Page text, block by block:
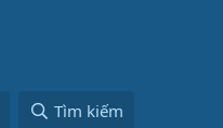
Tìm kiếm